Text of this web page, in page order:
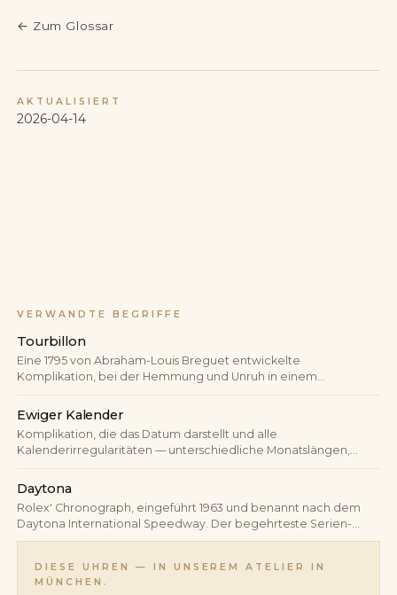
← Zum Glossar
AKTUALISIERT
2026-04-14
VERWANDTE BEGRIFFE
Tourbillon
Eine 1795 von Abraham-Louis Breguet entwickelte
Komplikation, bei der Hemmung und Unruh in einem
rotierenden Käfig sitzen — die durch die Schwerkraft
verursachten Lagenfehler werden so statistisch ausgemittelt.
Ewiger Kalender
Komplikation, die das Datum darstellt und alle
Kalenderirregularitäten — unterschiedliche Monatslängen,
Schaltjahre — automatisch berücksichtigt. Ein korrekt
eingestellter ewiger Kalender benötigt bis zum Jahr 2100 keine
manuelle Korrektur.
Daytona
Rolex' Chronograph, eingeführt 1963 und benannt nach dem
Daytona International Speedway. Der begehrteste Serien-
Chronograph der Marke und eine der meistgehandelten Uhren
DIESE UHREN — IN UNSEREM ATELIER IN
MÜNCHEN.